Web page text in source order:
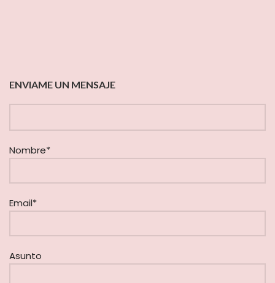
ENVIAME UN MENSAJE
Nombre*
Email*
Asunto